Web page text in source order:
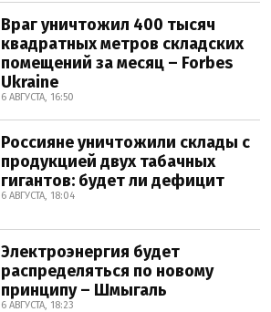
Враг уничтожил 400 тысяч
квадратных метров складских
помещений за месяц – Forbes
Ukraine
6 АВГУСТА, 16:50
Россияне уничтожили склады с
продукцией двух табачных
гигантов: будет ли дефицит
6 АВГУСТА, 18:04
Электроэнергия будет
распределяться по новому
принципу – Шмыгаль
6 АВГУСТА, 18:23